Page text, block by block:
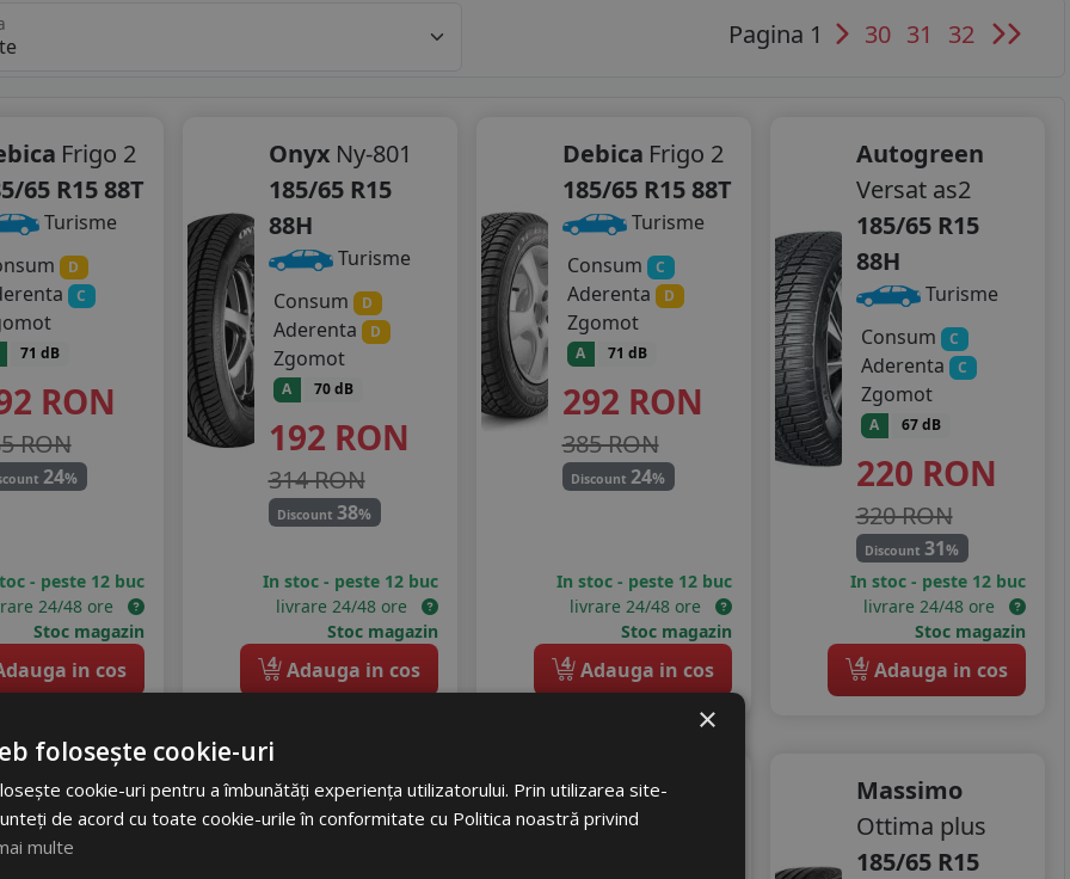
195/75R16
205/45R16
215/70R16 215/75R16 225/55R16 225/75R16
205/40R17
205/50R17 215/50R17 215/55R17 215/60R17
215/65R17
225/50R17 225/55R17 205/40R18 215/45R18
225/40R18
225/55R18 235/45R18 245/45R18 205/55R19
235/35R19
235/50R19
Pagina 1 30 31 32
Frigo 2
65 R15 88T
Turisme
D
C
71 dB
RON
RON
24%
- peste 12 buc
24/48 ore
Stoc magazin
in cos
Onyx Ny-801
185/65 R15
88H
Turisme
Consum
D
Aderenta D
Zgomot
A 70 dB
192 RON
314 RON
Discount38%
In stoc - peste 12 buc
livrare 24/48 ore
Stoc magazin
4 Adauga in cos
Debica Frigo 2
185/65 R15 88T
Turisme
Consum
C
Aderenta D
Zgomot
A 71 dB
292 RON
385 RON
Discount 24%
In stoc - peste 12 buc
livrare 24/48 ore
Stoc magazin
4 Adauga in cos
Autogreen
Versat as2
185/65 R15
88H
Turisme
Consum
C
Aderenta C
Zgomot
A 67 dB
220 RON
320 RON
Discount31%
In stoc - peste 12 buc
livrare 24/48 ore
Stoc magazin
4 Adauga in cos
3
65 R15
Headway
Pms01
Debica
Navigator 3
Massimo
Ottima plus
185/65 R15
×
folosește cookie-uri
cookie-uri pentru a îmbunătăți experiența utilizatorului. Prin utilizarea site-
de acord cu toate cookie-urile în conformitate cu Politica noastră privind
multe